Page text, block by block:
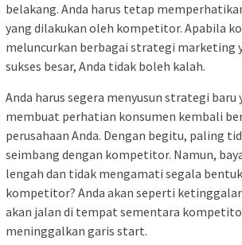
belakang. Anda harus tetap
yang dilakukan oleh kompetitor. Apabila
meluncurkan berbagai strategi marketing
sukses besar, Anda tidak boleh kalah.
Anda harus segera menyusun strategi baru
membuat perhatian konsumen kembali
perusahaan Anda. Dengan begitu, paling
seimbang dengan kompetitor. Namun,
lengah dan tidak mengamati segala
kompetitor? Anda akan seperti
akan jalan di tempat sementara
meninggalkan garis start.